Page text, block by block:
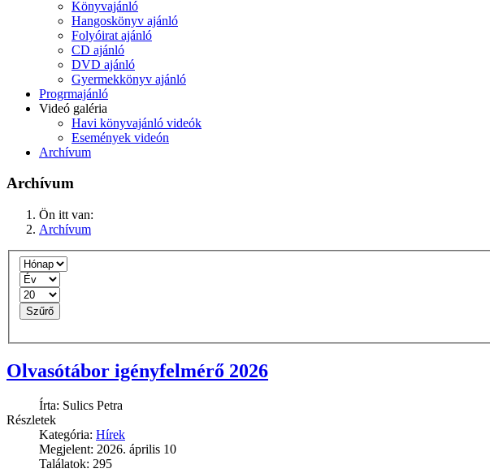
Könyvajánló
Hangoskönyv ajánló
Folyóirat ajánló
CD ajánló
DVD ajánló
Gyermekkönyv ajánló
Progrmajánló
Videó galéria
Havi könyvajánló videók
Események videón
Archívum
Archívum
Ön itt van:
Archívum
Szűrő
Olvasótábor igényfelmérő 2026
Írta: Sulics Petra
Részletek
Kategória: Hírek
Megjelent: 2026. április 10
Találatok: 295